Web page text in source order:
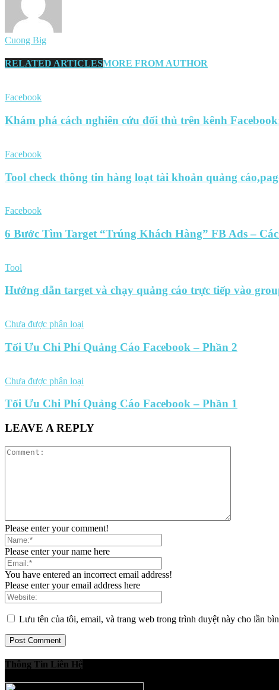
Cuong Big
RELATED ARTICLESMORE FROM AUTHOR
Facebook
Khám phá cách nghiên cứu đối thủ trên kênh
Facebook
Tool check thông tin hàng loạt tài khoản quảng
Facebook
6 Bước Tìm Target “Trúng Khách Hàng” FB Ads –
Tool
Hướng dẫn target và chạy quảng cáo trực tiếp vào
Chưa được phân loại
Tối Ưu Chi Phí Quảng Cáo Facebook – Phần 2
Chưa được phân loại
Tối Ưu Chi Phí Quảng Cáo Facebook – Phần 1
LEAVE A REPLY
Please enter your comment!
Please enter your name here
You have entered an incorrect email address!
Please enter your email address here
Lưu tên của tôi, email, và trang web trong trình duyệt này cho lần
Thông Tin Liên Hệ